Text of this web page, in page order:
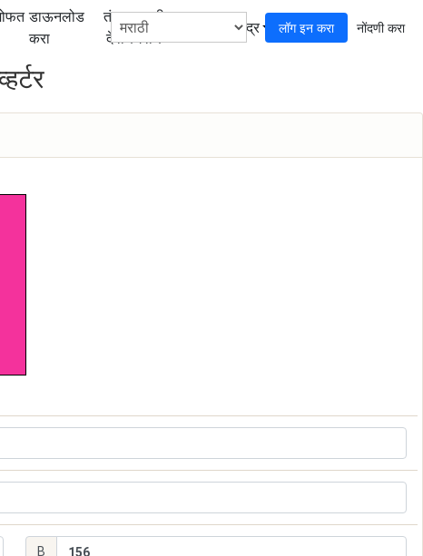
डाऊनलोड
करा
तंत्रज्ञानाची
देवाणघेवाण
मदत केंद्र लॉग इन करा नोंदणी करा